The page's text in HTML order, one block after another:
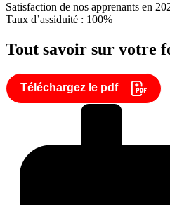
Satisfaction de nos apprenants en
Taux d’assiduité : 100%
Tout savoir sur votre
Téléchargez le pdf